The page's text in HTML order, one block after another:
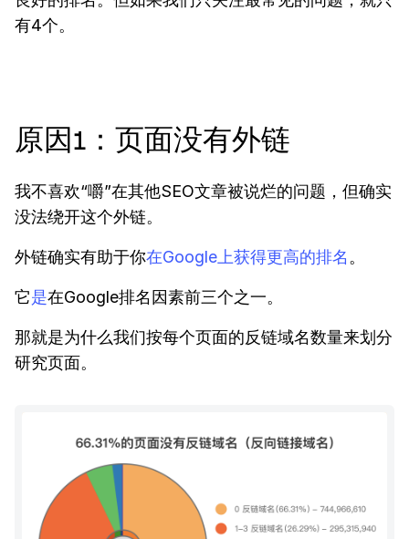
有4个。
原因1：页面没有外链
我不喜欢“嚼”在其他SEO文章被说烂的问题，但确实
没法绕开这个外链。
外链确实有助于你在Google上获得更高的排名 。
它是在Google排名因素前三个之一。
那就是为什么我们按每个页面的反链域名数量来划分
研究页面。